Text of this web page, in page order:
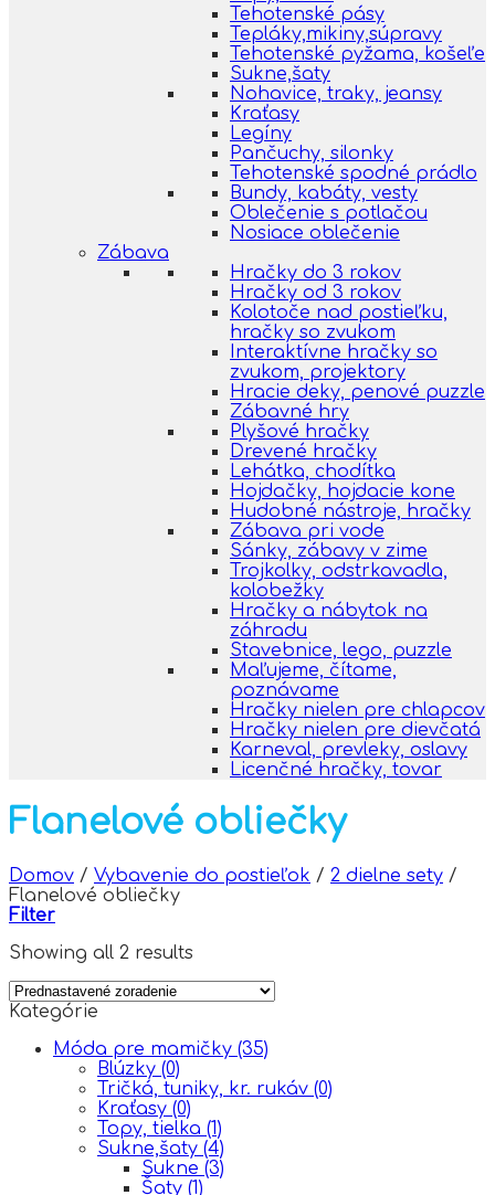
Tehotenské pásy
Tepláky,mikiny,súpravy
Tehotenské pyžama, košeľe
Sukne,šaty
Nohavice, traky, jeansy
Kraťasy
Legíny
Pančuchy, silonky
Tehotenské spodné prádlo
Bundy, kabáty, vesty
Oblečenie s potlačou
Nosiace oblečenie
Zábava
Hračky do 3 rokov
Hračky od 3 rokov
Kolotoče nad postieľku,
hračky so zvukom
Interaktívne hračky so
zvukom, projektory
Hracie deky, penové puzzle
Zábavné hry
Plyšové hračky
Drevené hračky
Lehátka, chodítka
Hojdačky, hojdacie kone
Hudobné nástroje, hračky
Zábava pri vode
Sánky, zábavy v zime
Trojkolky, odstrkavadla,
kolobežky
Hračky a nábytok na
záhradu
Stavebnice, lego, puzzle
Maľujeme, čítame,
poznávame
Hračky nielen pre chlapcov
Hračky nielen pre dievčatá
Karneval, prevleky, oslavy
Licenčné hračky, tovar
Flanelové obliečky
Domov / Vybavenie do postieľok / 2 dielne sety /
Flanelové obliečky
Filter
Showing all 2 results
Kategórie
Móda pre mamičky (35)
Blúzky (0)
Tričká, tuniky, kr. rukáv (0)
Kraťasy (0)
Topy, tielka (1)
Sukne,šaty (4)
Sukne (3)
Šaty (1)